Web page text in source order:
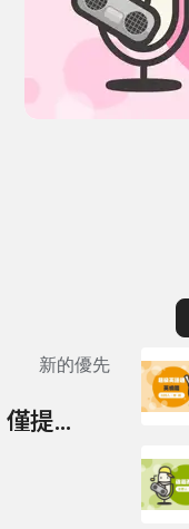
新的優先
85- 實用俄語生活會話第一冊勘誤表(本講次無音檔，僅提供勘誤表)